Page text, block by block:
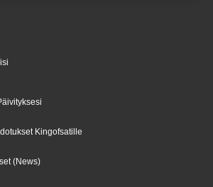
Kingofsatille
(News)